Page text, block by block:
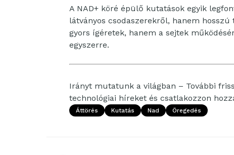
A NAD+ köré épülő kutatások egyik
látványos csodaszerekről, hanem
gyors ígéretek, hanem a sejtek
egyszerre.
Irányt mutatunk a világban – További
technológiai híreket és csatlakozzon
Áttörés Kutatás Nad Öregedés